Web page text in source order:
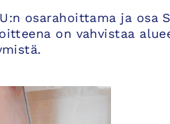
osarahoittama ja osa
on vahvistaa